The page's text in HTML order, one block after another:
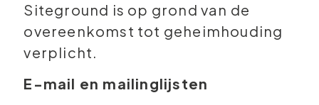
Siteground is op grond van de
overeenkomst tot geheimhouding
verplicht.
E-mail en mailinglijsten